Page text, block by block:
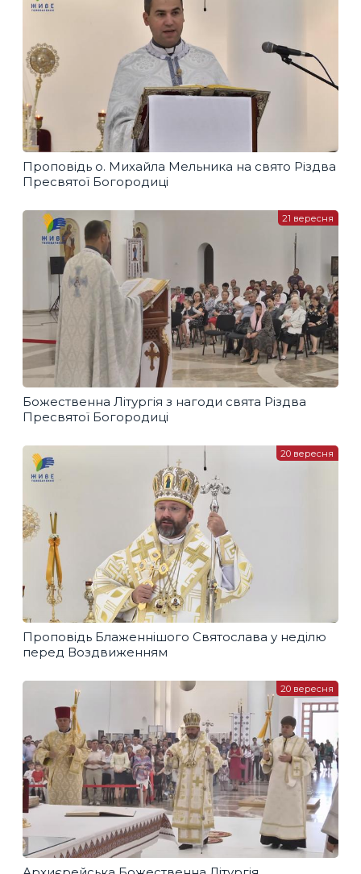
Проповідь о. Михайла Мельника на свято Різдва
Пресвятої Богородиці
Божественна Літургія з нагоди свята Різдва
Пресвятої Богородиці
21 вересня
Проповідь Блаженнішого Святослава у неділю
перед Воздвиженням
20 вересня
20 вересня